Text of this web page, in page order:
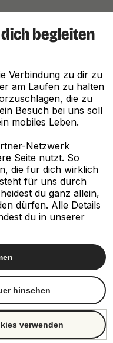
begleiten
Verbindung zu dir zu
am Laufen zu halten
die zu
Besuch bei uns soll
mobiles Leben.
Netzwerk
Seite nutzt. So
die für dich wirklich
für uns durch
du ganz allein,
dürfen. Alle Details
du in unserer
verwenden
hinsehen